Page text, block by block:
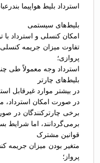
استرداد بلیط هواپیما
بلیط‌های سیستمی
امکان کنسلی و استرداد با
تفاوت میزان جریمه
پروازی؛
استرداد وجه معمولاً طی
بلیط‌های چارتر
در بیشتر موارد غیرقابل
در صورت امکان استرداد،
برخی چارترکنندگان در
برمی‌گردانند، اما شرایط
قوانین مشترک
متغیر بودن میزان جریمه
پرواز؛